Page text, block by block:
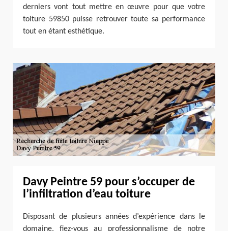
derniers vont tout mettre en œuvre pour que votre
toiture 59850 puisse retrouver toute sa performance
tout en étant esthétique.
Davy Peintre 59 pour s’occuper de
l’infiltration d’eau toiture
Disposant de plusieurs années d’expérience dans le
domaine, fiez-vous au professionnalisme de notre